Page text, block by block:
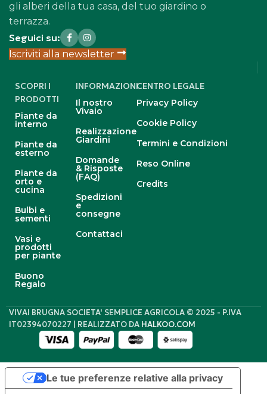
gli alberi della tua casa, del tuo giardino o
terrazza.
Seguici su:
Iscriviti alla newsletter
SCOPRI I
PRODOTTI
Piante da
interno
Piante da
esterno
Piante da
orto e
cucina
Bulbi e
sementi
Vasi e
prodotti
per piante
Buono
Regalo
INFORMAZIONI
Il nostro
Vivaio
Realizzazione
Giardini
Domande
& Risposte
(FAQ)
Spedizioni
e
consegne
Contattaci
CENTRO LEGALE
Privacy Policy
Cookie Policy
Termini e Condizioni
Reso Online
Credits
VIVAI BRUGNA SOCIETA' SEMPLICE AGRICOLA © 2025 - P.IVA
IT02394070227 | REALIZZATO DA HALKOO.COM
Le tue preferenze relative alla privacy